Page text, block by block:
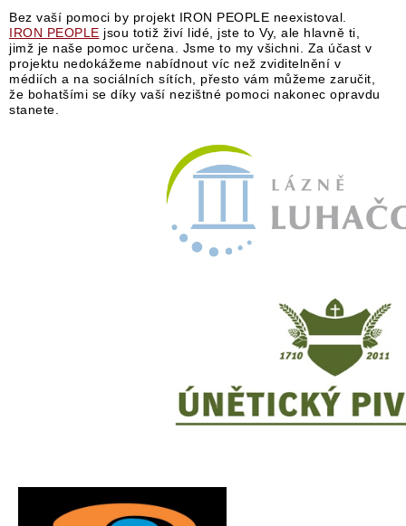
Bez vaší pomoci by projekt IRON PEOPLE neexistoval.
IRON PEOPLE jsou totiž živí lidé, jste to Vy, ale hlavně ti,
jimž je naše pomoc určena. Jsme to my všichni. Za účast v
projektu nedokážeme nabídnout víc než zviditelnění v
médiích a na sociálních sítích, přesto vám můžeme zaručit,
že bohatšími se díky vaší nezištné pomoci nakonec opravdu
stanete.